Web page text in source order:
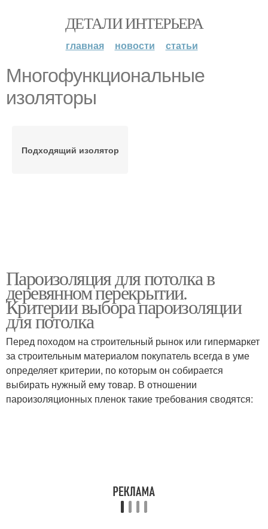
ДЕТАЛИ ИНТЕРЬЕРА
главная новости статьи
Многофункциональные
изоляторы
Подходящий изолятор
Пароизоляция для потолка в
деревянном перекрытии.
Критерии выбора пароизоляции
для потолка
Перед походом на строительный рынок или гипермаркет
за строительным материалом покупатель всегда в уме
определяет критерии, по которым он собирается
выбирать нужный ему товар. В отношении
пароизоляционных пленок такие требования сводятся: